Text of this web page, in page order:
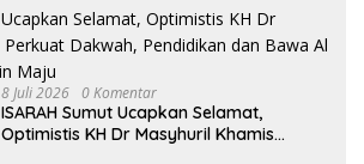
8 Juli 2026 0 Komentar
ISARAH Sumut Ucapkan Selamat,
Optimistis KH Dr Masyhuril Khamis